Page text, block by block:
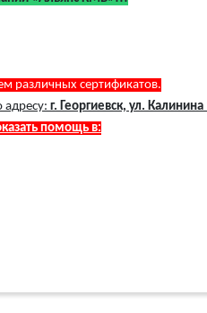
различных сертификатов.
г. Георгиевск, ул.
помощь в: